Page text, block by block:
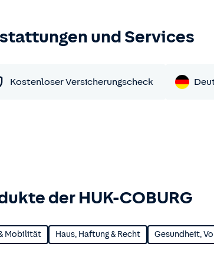
und Services
Kostenloser Versicherungscheck
der HUK-COBURG
Mobilität Haus, Haftung & Recht Gesundheit,